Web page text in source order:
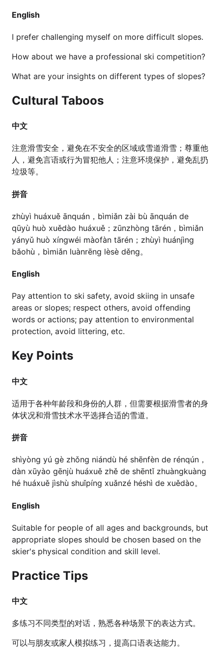
English
I prefer challenging myself on more difficult slopes.
How about we have a professional ski competition?
What are your insights on different types of slopes?
Cultural Taboos
中文
注意滑雪安全，避免在不安全的区域或雪道滑雪；尊重他
人，避免言语或行为冒犯他人；注意环境保护，避免乱扔
垃圾等。
拼音
zhùyì huáxuě ānquán，bìmiǎn zài bù ānquán de
qūyù huò xuědào huáxuě；zūnzhòng tārén，bìmiǎn
yányǔ huò xíngwéi màofàn tārén；zhùyì huánjìng
bǎohù，bìmiǎn luànrēng lèsè děng。
English
Pay attention to ski safety, avoid skiing in unsafe
areas or slopes; respect others, avoid offending
words or actions; pay attention to environmental
protection, avoid littering, etc.
Key Points
中文
适用于各种年龄段和身份的人群，但需要根据滑雪者的身
体状况和滑雪技术水平选择合适的雪道。
拼音
shìyòng yú gè zhǒng niándù hé shēnfèn de rénqún，
dàn xūyào gēnjù huáxuě zhě de shēntǐ zhuàngkuàng
hé huáxuě jìshù shuǐpíng xuǎnzé héshì de xuědào。
English
Suitable for people of all ages and backgrounds, but
appropriate slopes should be chosen based on the
skier's physical condition and skill level.
Practice Tips
中文
多练习不同类型的对话，熟悉各种场景下的表达方式。
可以与朋友或家人模拟练习，提高口语表达能力。